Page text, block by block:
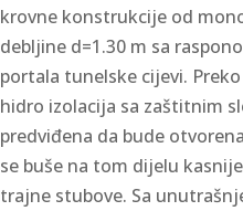
krovne konstrukcije od
debljine d=1.30 m sa
portala tunelske cijevi.
hidro izolacija sa zaštitnim
predviđena da bude
se buše na tom dijelu
trajne stubove. Sa